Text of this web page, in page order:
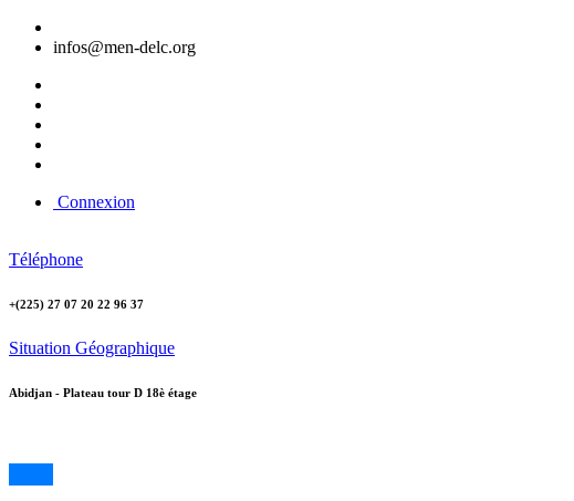
infos@men-delc.org
Connexion
Téléphone
+(225) 27 07 20 22 96 37
Situation Géographique
Abidjan - Plateau tour D 18è étage